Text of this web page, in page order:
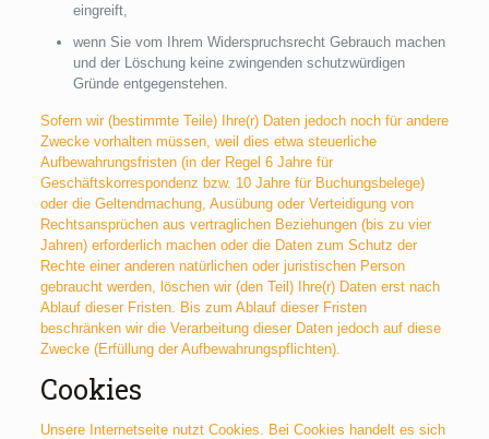
eingreift,
wenn Sie vom Ihrem Widerspruchsrecht Gebrauch machen
und der Löschung keine zwingenden schutzwürdigen
Gründe entgegenstehen.
Sofern wir (bestimmte Teile) Ihre(r) Daten jedoch noch für andere
Zwecke vorhalten müssen, weil dies etwa steuerliche
Aufbewahrungsfristen (in der Regel 6 Jahre für
Geschäftskorrespondenz bzw. 10 Jahre für Buchungsbelege)
oder die Geltendmachung, Ausübung oder Verteidigung von
Rechtsansprüchen aus vertraglichen Beziehungen (bis zu vier
Jahren) erforderlich machen oder die Daten zum Schutz der
Rechte einer anderen natürlichen oder juristischen Person
gebraucht werden, löschen wir (den Teil) Ihre(r) Daten erst nach
Ablauf dieser Fristen. Bis zum Ablauf dieser Fristen
beschränken wir die Verarbeitung dieser Daten jedoch auf diese
Zwecke (Erfüllung der Aufbewahrungspflichten).
Cookies
Unsere Internetseite nutzt Cookies. Bei Cookies handelt es sich